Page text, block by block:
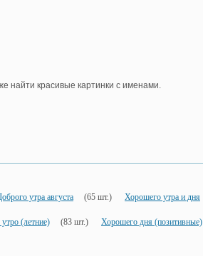
найти красивые картинки с именами.
утра августа (65 шт.) Хорошего утра и дня
(летние) (83 шт.) Хорошего дня (позитивные)